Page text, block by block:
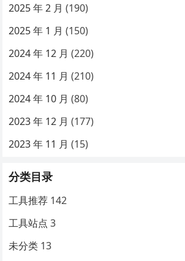
2025 年 2 月 (190)
2025 年 1 月 (150)
2024 年 12 月 (220)
2024 年 11 月 (210)
2024 年 10 月 (80)
2023 年 12 月 (177)
2023 年 11 月 (15)
分类目录
工具推荐 142
工具站点 3
未分类 13